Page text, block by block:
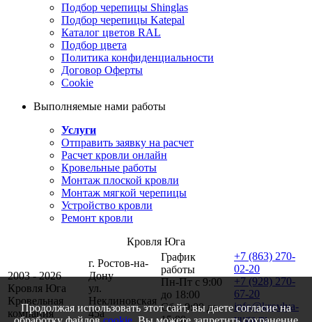
Подбор черепицы Shinglas
Подбор черепицы Katepal
Каталог цветов RAL
Подбор цвета
Политика конфиденциальности
Договор Оферты
Cookie
Выполняемые нами работы
Услуги
Отправить заявку на расчет
Расчет кровли онлайн
Кровельные работы
Монтаж плоской кровли
Монтаж мягкой черепицы
Устройство кровли
Ремонт кровли
Кровля Юга
2003 - 2026
Кровля Юга
Кровельная
компания
г. Ростов-на-
Дону
ул.
Неклиновская
45a
График
работы
Пн-Пт с 9:00
до 18:00
Сб с 9:00 до
15:00
+7 (863) 270-
02-20
+7 (928) 270-
67-20
info@krovlya-
yuga.ru
Продолжая использовать этот сайт, вы даете согласие на